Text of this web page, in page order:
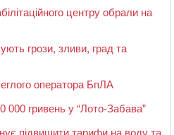
центру обрали на
грози, зливи, град та
оператора БпЛА
000 гривень у “Лото-Забава”
підвищити тарифи на воду та